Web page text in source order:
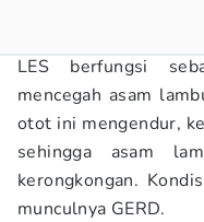
LES berfungsi
mencegah asam
otot ini mengendur,
sehingga asam
kerongkongan.
munculnya GERD.